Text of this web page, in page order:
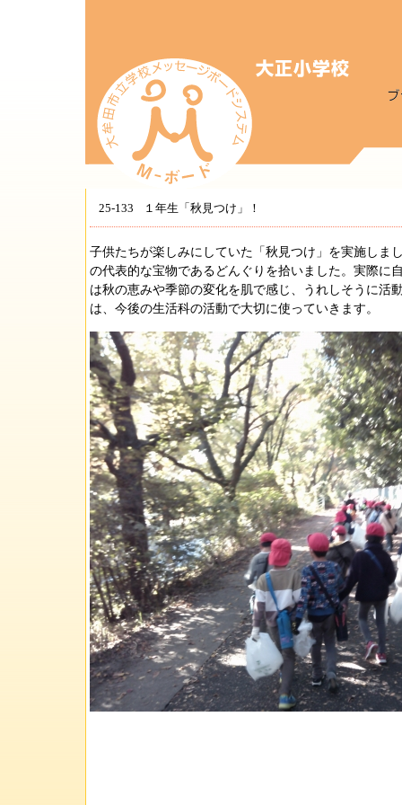
25-133 １年生「秋見つけ」！
子供たちが楽しみにしていた「秋見つけ」を実施しま
の代表的な宝物であるどんぐりを拾いました。実際に
は秋の恵みや季節の変化を肌で感じ、うれしそうに活
は、今後の生活科の活動で大切に使っていきます。